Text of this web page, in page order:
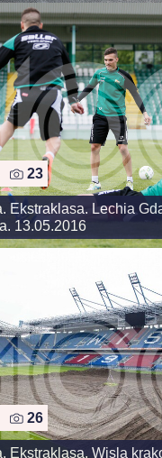
23
Ekstraklasa. Lechia
13.05.2016
26
Ekstraklasa. Wisla